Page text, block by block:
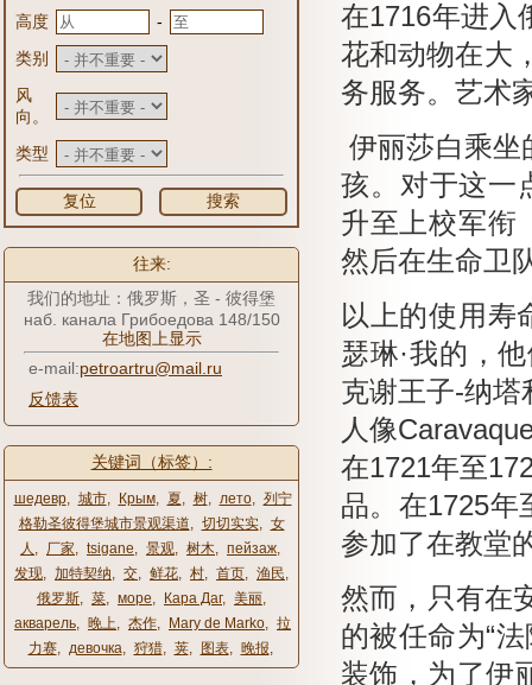
高度
-
类别
风
向。
类型
复位 搜索
往来:
我们的地址：俄罗斯，圣 - 彼得堡
наб. канала Грибоедова 148/150
在地图上显示
e-mail:petroartru@mail.ru
反馈表
关键词（标签）:
шедевр, 城市, Крым, 夏, 树, лето, 列宁
格勒圣彼得堡城市景观渠道, 切切实实, 女
人 , 厂家, tsigane, 景观, 树木, пейзаж,
发现, 加特契纳, 交, 鲜花, 村, 首页, 渔民,
俄罗斯, 菜, море, Кара Даг, 美丽,
акварель, 晚上, 杰作, Mary de Marko, 拉
力赛, девочка, 狩猎, 荚, 图表, 晚报,
在1716年进入
花和动物在大
务服务。 艺术
伊丽莎白乘坐
孩。 对于这一
升至上校军衔
然后在生命卫
以上的使用寿
瑟琳·我的，
克谢王子-纳塔
人像
在1721年至
品。 在1725年
参加了在教堂
然而，只有在
的被任命为“
装饰，为了伊